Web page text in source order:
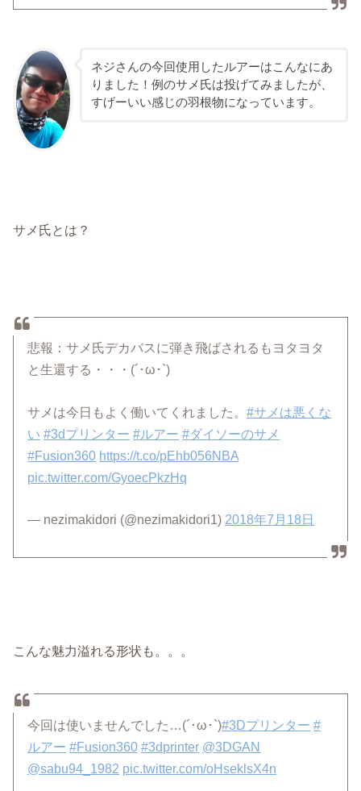
ネジさんの今回使用したルアーはこんなにあ
りました！例のサメ氏は投げてみましたが、
すげーいい感じの羽根物になっています。
サメ氏とは？
悲報：サメ氏デカバスに弾き飛ばされるもヨタヨタ
と生還する・・・(´･ω･`)
サメは今日もよく働いてくれました。#サメは悪くな
い #3dプリンター #ルアー #ダイソーのサメ
#Fusion360 https://t.co/pEhb056NBA
pic.twitter.com/GyoecPkzHq
— nezimakidori (@nezimakidori1) 2018年7月18日
こんな魅力溢れる形状も。。。
今回は使いませんでした…(´･ω･`)#3Dプリンター #
ルアー #Fusion360 #3dprinter @3DGAN
@sabu94_1982 pic.twitter.com/oHseklsX4n